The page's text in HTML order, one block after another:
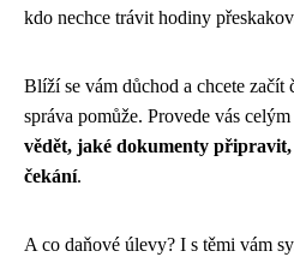
kdo nechce trávit hodiny
Blíží se vám důchod a chcete začít
správa pomůže. Provede vás
vědět, jaké dokumenty připravit,
čekání.
A co daňové úlevy? I s těmi vám